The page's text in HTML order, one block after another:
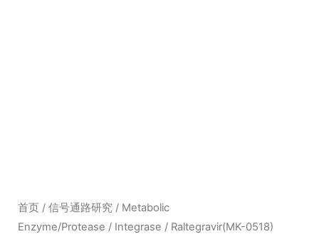
首页/ 信号通路研究/ Metabolic
Enzyme/Protease / Integrase / Raltegravir(MK-0518)